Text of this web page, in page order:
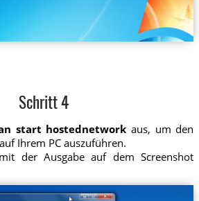
Schritt 4
start hostednetwork aus, um den
Ihrem PC auszuführen.
der Ausgabe auf dem Screenshot